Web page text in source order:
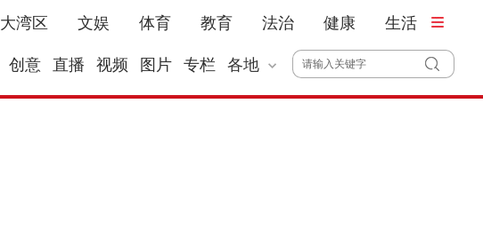
大湾区 文娱 体育 教育 法治 健康 生活
创意 直播 视频 图片 专栏 各地